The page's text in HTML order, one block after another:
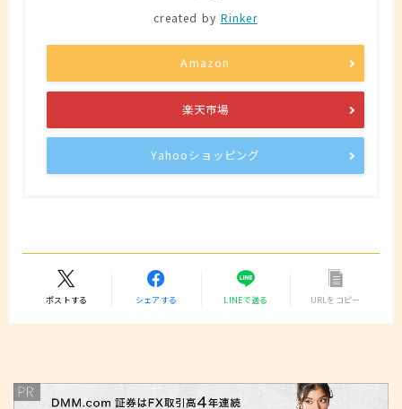
created by Rinker
Amazon
楽天市場
Yahooショッピング
ポストする シェアする LINEで送る URLをコピー